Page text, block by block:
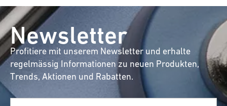
Newsletter
Profitiere mit unserem Newsletter und erhalte
regelmässig Informationen zu neuen Produkten,
Trends, Aktionen und Rabatten.